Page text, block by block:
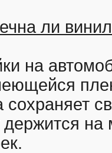
ли
на
сохраняет
держится